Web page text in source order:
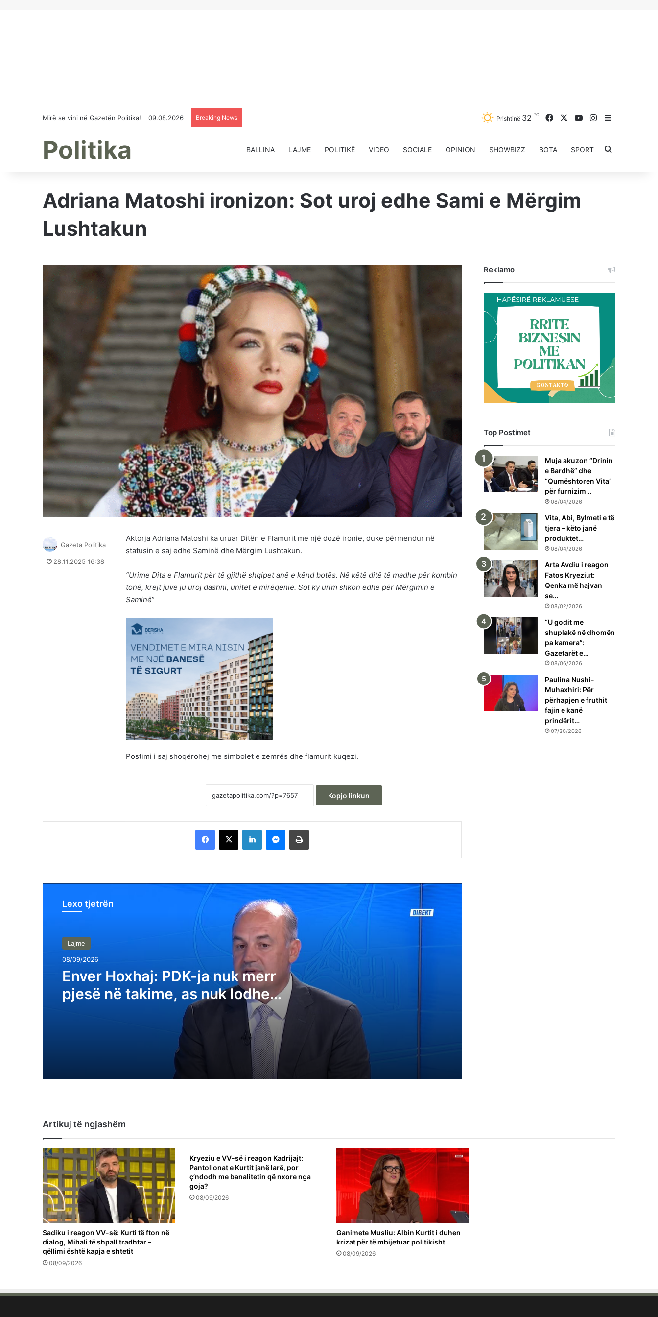
Mirë se vini në Gazetën Politika! 09.08.2026 Breaking News Prishtinë 32 ℃ FacebookYouTubeInstagram
Sidebar
Politika BALLINA LAJME POLITIKË VIDEO SOCIALE OPINION SHOWBIZZ BOTA SPORT Kërkoni
Adriana Matoshi ironizon: Sot uroj edhe Sami e Mërgim
Lushtakun
Aktorja Adriana Matoshi ka uruar Ditën e Flamurit me një dozë ironie, duke përmendur në
statusin e saj edhe Saminë dhe Mërgim Lushtakun.
“Urime Dita e Flamurit për të gjithë shqipet anë e kënd botës. Në këtë ditë të madhe për kombin
tonë, krejt juve ju uroj dashni, unitet e mirëqenie. Sot ky urim shkon edhe për Mërgimin e
Saminë”
Postimi i saj shoqërohej me simbolet e zemrës dhe flamurit kuqezi.
Kopjo linkun
Gazeta Politika
28.11.2025 16:38
Facebook
X LinkedInMessengerPrintoje
Lexo tjetrën
Lajme
08/09/2026
Enver Hoxhaj: PDK-ja nuk merr
pjesë në takime, as nuk lodhemi
çfarë shkruan Albin Kurti
Enver Hoxhaj: PDK-ja nuk merr pjesë në
takime, as nuk lodhemi çfarë shkruan Albin
Zelensky tha në Serbi se Ukraina nuk e
njeh Kosovën, largohet flamuri ukrainas nga
Hotel Grand
Arben Gashi: Marrëveshja me VV-në
3 me 1, Presidenti t’i takojë LDK-së
Flaka Surroi: Jemi në krizë të thellë politike,
era zgjedhje në dhjetor
Ilir Deda: A ka Kosova profesorë të
Reklamo
Top Postimet
Muja akuzon “Drinin
e Bardhë” dhe
“Qumështoren Vita”
për furnizim…
08/04/2026
Vita, Abi, Bylmeti e të
tjera – këto janë
produktet…
08/04/2026
Arta Avdiu i reagon
Fatos Kryeziut:
Qenka më hajvan
se…
08/02/2026
“U godit me
shuplakë në dhomën
pa kamera”:
Gazetarët e…
08/06/2026
Paulina Nushi-
Muhaxhiri: Për
përhapjen e fruthit
fajin e kanë
prindërit…
07/30/2026
Artikuj të ngjashëm
Sadiku i reagon VV-së: Kurti të fton në
dialog, Mihali të shpall tradhtar –
qëllimi është kapja e shtetit
08/09/2026
Kryeziu e VV-së i reagon Kadrijajt:
Pantollonat e Kurtit janë larë, por
ç’ndodh me banalitetin që nxore nga
goja?
08/09/2026
Ganimete Musliu: Albin Kurtit i duhen
krizat për të mbijetuar politikisht
08/09/2026